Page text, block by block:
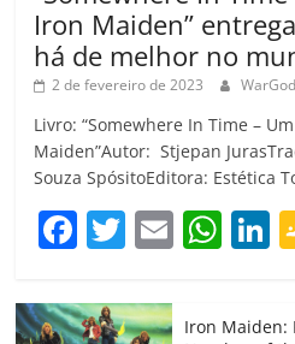
Iron Maiden”
há de melhor no
2 de fevereiro de 2023
Livro: “Somewhere In Time –
Maiden”Autor: Stjepan
Souza SpósitoEditora: Estética
F
c
T
itt
E W
at
Iron Maiden: